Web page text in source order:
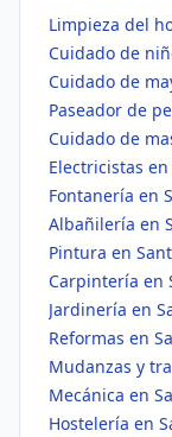
Limpieza del
Cuidado de
Cuidado de
Paseador de
Cuidado de
Electricistas
Fontanería en
Albañilería en
Pintura en
Carpintería en
Jardinería en
Reformas en
Mudanzas y
Mecánica en
Hostelería en